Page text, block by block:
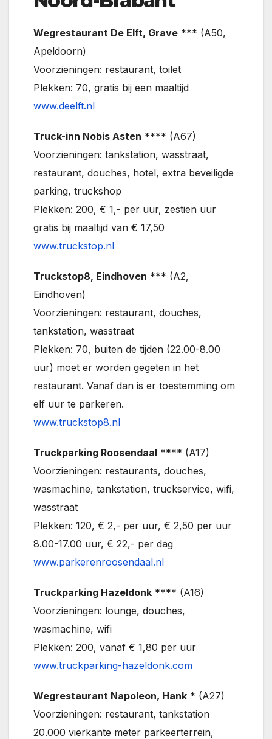
Wegrestaurant De Elft, Grave *** (A50,
Apeldoorn)
Voorzieningen: restaurant, toilet
Plekken: 70, gratis bij een maaltijd
www.deelft.nl
Truck-inn Nobis Asten **** (A67)
Voorzieningen: tankstation, wasstraat,
restaurant, douches, hotel, extra beveiligde
parking, truckshop
Plekken: 200, € 1,- per uur, zestien uur
gratis bij maaltijd van € 17,50
www.truckstop.nl
Truckstop8, Eindhoven *** (A2,
Eindhoven)
Voorzieningen: restaurant, douches,
tankstation, wasstraat
Plekken: 70, buiten de tijden (22.00-8.00
uur) moet er worden gegeten in het
restaurant. Vanaf dan is er toestemming om
elf uur te parkeren.
www.truckstop8.nl
Truckparking Roosendaal **** (A17)
Voorzieningen: restaurants, douches,
wasmachine, tankstation, truckservice, wifi,
wasstraat
Plekken: 120, € 2,- per uur, € 2,50 per uur
8.00-17.00 uur, € 22,- per dag
www.parkerenroosendaal.nl
Truckparking Hazeldonk **** (A16)
Voorzieningen: lounge, douches,
wasmachine, wifi
Plekken: 200, vanaf € 1,80 per uur
www.truckparking-hazeldonk.com
Wegrestaurant Napoleon, Hank * (A27)
Voorzieningen: restaurant, tankstation
20.000 vierkante meter parkeerterrein,